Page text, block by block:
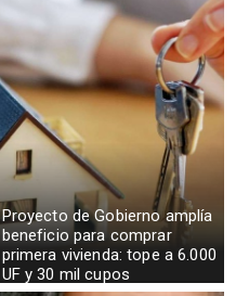
Proyecto de Gobierno amplía
beneficio para comprar
primera vivienda: tope a 6.000
UF y 30 mil cupos